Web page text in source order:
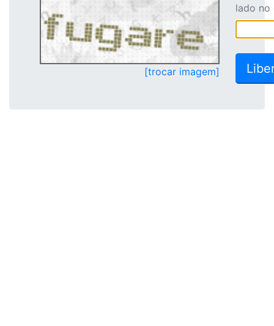
[trocar imagem]
lado no